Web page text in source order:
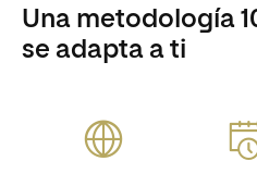
Una metodología
se adapta a ti